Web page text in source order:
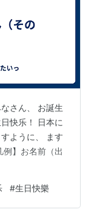
さん、 お誕生
快乐！ 日本に
ように、 ます
例】お名前（出
朝皇伝 ～大王
of the
#生日快樂